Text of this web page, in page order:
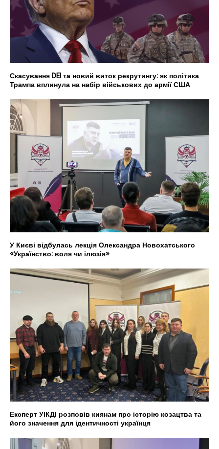
Скасування DEI та новий виток рекрутингу: як політика
Трампа вплинула на набір військових до армії США
У Києві відбулась лекція Олександра Новохатського
«Українство: воля чи ілюзія»
Експерт УІКДІ розповів киянам про історію козацтва та
його значення для ідентичності українця